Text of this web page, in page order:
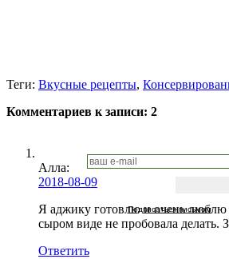
Подписаться письмом
Теги: Вкусные рецепты,
Комментариев к записи: 2
Алла:
2018-08-09
Я аджику готовлю и очень
сыром виде не пробовала делать.
Ответить